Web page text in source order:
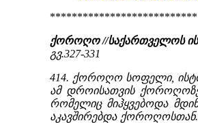
ქოროღო //საქართველოს
გვ.327-331
414. ქოროღო სოფელი,
ამ დროისათვის
რომელიც მიჰყვებოდა
აკავშირებდა ქოროღოსთან.